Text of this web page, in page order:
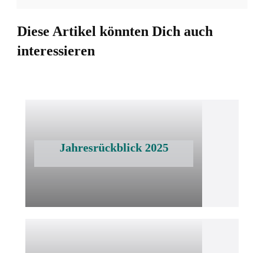
Diese Artikel könnten Dich auch
interessieren
Jahresrückblick 2025